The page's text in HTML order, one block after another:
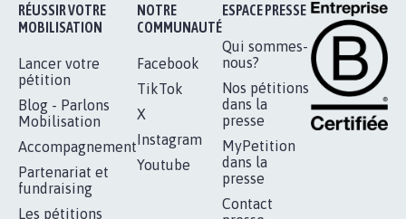
RÉUSSIR VOTRE
MOBILISATION
Lancer votre
pétition
Blog - Parlons
Mobilisation
Accompagnement
Partenariat et
fundraising
Les pétitions
NOTRE
COMMUNAUTÉ
Facebook
TikTok
X
Instagram
Youtube
ESPACE PRESSE
Qui sommes-
nous?
Nos pétitions
dans la
presse
MyPetition
dans la
presse
Contact